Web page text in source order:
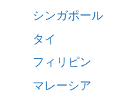
シンガポール
タイ
フィリピン
マレーシア